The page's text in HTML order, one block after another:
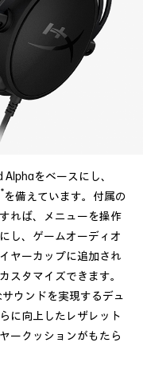
をベースにし、
*を備えています。付属の
れば、メニューを操作
し、ゲームオーディオ
ヤーカップに追加され
スタマイズできます。
ウンドを実現するデュ
に向上したレザレット
ークッションがもたら